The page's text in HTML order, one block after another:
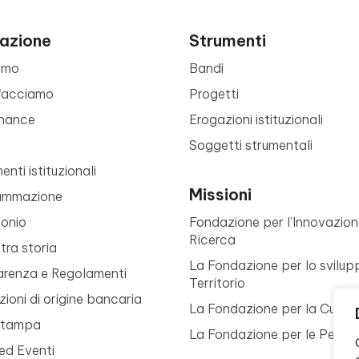
istituzionali
storia
e Regolamenti
di origine bancaria
Eventi
Strumenti
Bandi
Progetti
Erogazioni istituzionali
Soggetti strumentali
Missioni
Fondazione per
Ricerca
La Fondazione per lo
Territorio
La Fondazione per la
La Fondazione per le